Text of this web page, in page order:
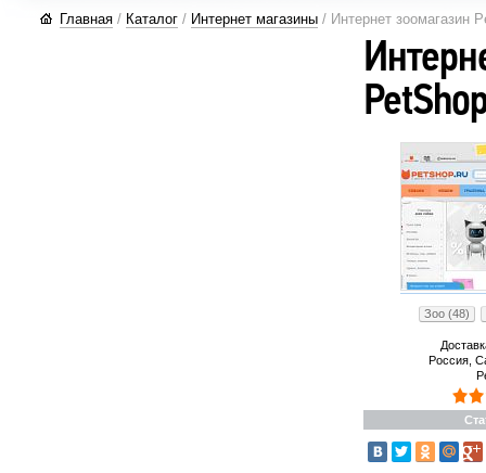
Главная / Каталог / Интернет магазины / Интернет зоомагазин
Зоо (48)
Россия,